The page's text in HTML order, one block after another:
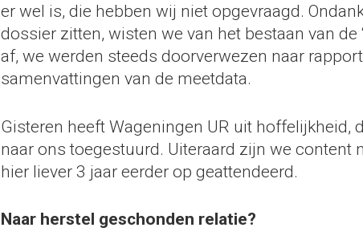
er wel is, die hebben wij niet opgevraagd.
dossier zitten, wisten we van het bestaan van de
af, we werden steeds doorverwezen naar
samenvattingen van de meetdata.
Gisteren heeft Wageningen UR uit hoffelijkheid,
naar ons toegestuurd. Uiteraard zijn we content
hier liever 3 jaar eerder op geattendeerd.
Naar herstel geschonden relatie?